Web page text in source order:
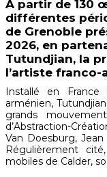
À partir de 130
différentes
de Grenoble
2026, en
Tutundjian, la
l’artiste franco-
Installé en
arménien,
grands
d’Abstraction-
Van Doesburg,
Régulièrement
mobiles de Calder,